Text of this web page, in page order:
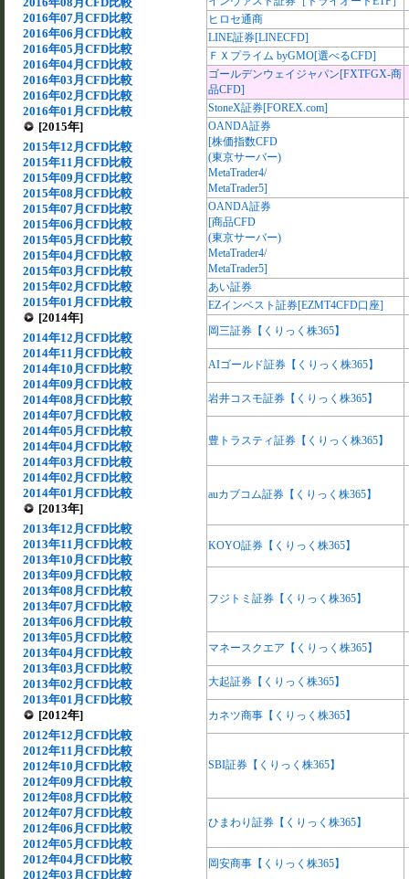
2016年07月CFD比較
2016年06月CFD比較
2016年05月CFD比較
2016年04月CFD比較
2016年03月CFD比較
2016年02月CFD比較
2016年01月CFD比較
[2015年]
2015年12月CFD比較
2015年11月CFD比較
2015年09月CFD比較
2015年08月CFD比較
2015年07月CFD比較
2015年06月CFD比較
2015年05月CFD比較
2015年04月CFD比較
2015年03月CFD比較
2015年02月CFD比較
2015年01月CFD比較
[2014年]
2014年12月CFD比較
2014年11月CFD比較
2014年10月CFD比較
2014年09月CFD比較
2014年08月CFD比較
2014年07月CFD比較
2014年05月CFD比較
2014年04月CFD比較
2014年03月CFD比較
2014年02月CFD比較
2014年01月CFD比較
[2013年]
2013年12月CFD比較
2013年11月CFD比較
2013年10月CFD比較
2013年09月CFD比較
2013年08月CFD比較
2013年07月CFD比較
2013年06月CFD比較
2013年05月CFD比較
2013年04月CFD比較
2013年03月CFD比較
2013年02月CFD比較
2013年01月CFD比較
[2012年]
2012年12月CFD比較
2012年11月CFD比較
2012年10月CFD比較
2012年09月CFD比較
2012年08月CFD比較
2012年07月CFD比較
2012年06月CFD比較
2012年05月CFD比較
2012年04月CFD比較
2012年03月CFD比較
ヒロセ通商
LINE証券[LINECFD]
ＦＸプライム byGMO[選べるCFD]
ゴールデンウェイジャパン[FXTFGX-商
品CFD]
StoneX証券[FOREX.com]
OANDA証券
[株価指数CFD
(東京サーバー)
MetaTrader4/
MetaTrader5]
OANDA証券
[商品CFD
(東京サーバー)
MetaTrader4/
MetaTrader5]
あい証券
EZインベスト証券[EZMT4CFD口座]
岡三証券【くりっく株365】
AIゴールド証券【くりっく株365】
岩井コスモ証券【くりっく株365】
豊トラスティ証券【くりっく株365】
auカブコム証券【くりっく株365】
KOYO証券【くりっく株365】
フジトミ証券【くりっく株365】
マネースクエア【くりっく株365】
大起証券【くりっく株365】
カネツ商事【くりっく株365】
SBI証券【くりっく株365】
ひまわり証券【くりっく株365】
岡安商事【くりっく株365】